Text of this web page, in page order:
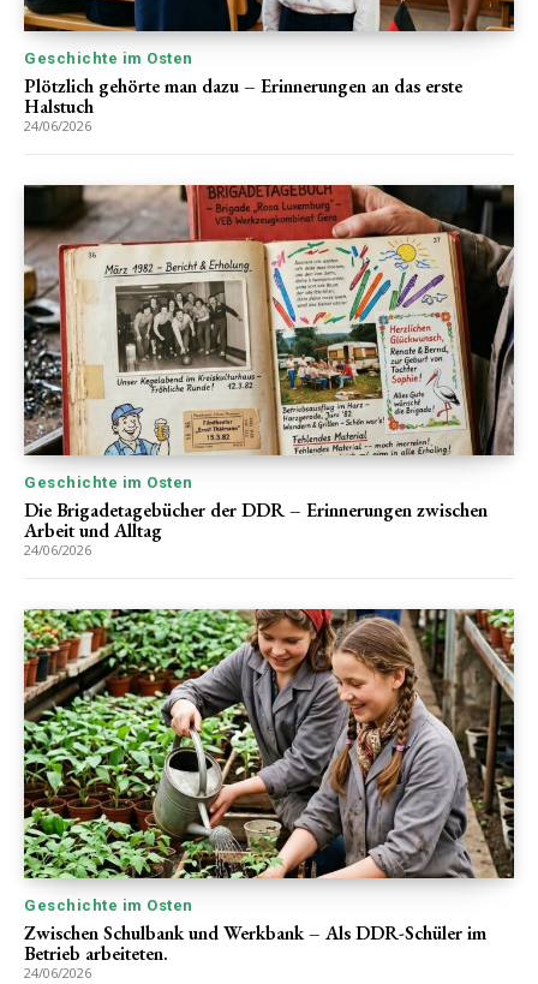
Geschichte im Osten
Plötzlich gehörte man dazu – Erinnerungen an das erste
Halstuch
24/06/2026
Geschichte im Osten
Die Brigadetagebücher der DDR – Erinnerungen zwischen
Arbeit und Alltag
24/06/2026
Geschichte im Osten
Zwischen Schulbank und Werkbank – Als DDR-Schüler im
Betrieb arbeiteten.
24/06/2026